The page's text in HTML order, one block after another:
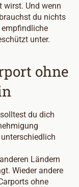
wirst. Und wenn
du nichts
unter.
ohne
du dich
Ländern
Wieder andere
ohne